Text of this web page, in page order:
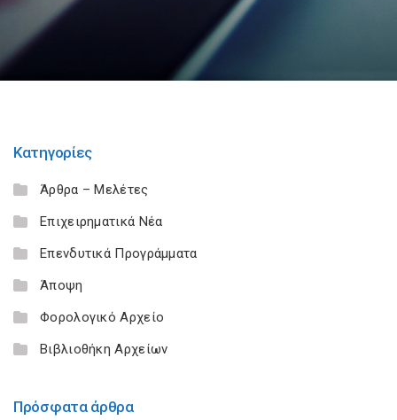
Κατηγορίες
Άρθρα – Μελέτες
Επιχειρηματικά Νέα
Επενδυτικά Προγράμματα
Άποψη
Φορολογικό Αρχείο
Βιβλιοθήκη Αρχείων
Πρόσφατα άρθρα